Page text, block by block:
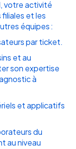
votre activité
et les
équipes :
par ticket.
et au
son expertise
à
et applicatifs
du
au niveau